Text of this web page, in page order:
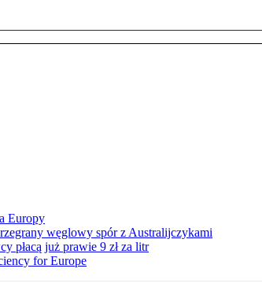
Europy
węglowy spór z Australijczykami
płacą już prawie 9 zł za litr
for Europe